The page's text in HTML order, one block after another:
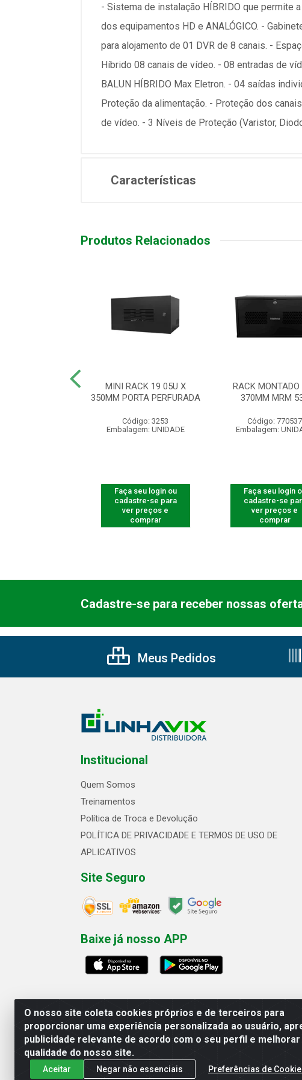
- Sistema de instalação HÍBRIDO que permite
dos equipamentos HD e ANALÓGICO. -
para alojamento de 01 DVR de 8 canais. -
Híbrido 08 canais de vídeo. - 08 entradas de
BALUN HÍBRIDO Max Eletron. - 04 saídas
Proteção da alimentação. - Proteção dos
de vídeo. - 3 Níveis de Proteção (Varistor,
Características
Produtos Relacionados
MINI RACK 19 05U X
350MM PORTA PERFURADA
Código: 3253
Embalagem: UNIDADE
Faça seu login ou
cadastre-se para
ver preços e
comprar
RACK MONTADO
370MM MRM
Código: 770537
Embalagem:
Faça seu login
cadastre-se
ver preços e
comprar
O nosso site coleta cookies próprios e de terceiros para
proporcionar uma experiência personalizada ao usuário,
publicidade relevante de acordo com o seu perfil e melhorar
qualidade do nosso site.
Aceitar Negar não essenciais Preferências de
Cadastre-se para receber nossas
Meus Pedidos
Institucional
Quem Somos
Treinamentos
Política de Troca e Devolução
POLÍTICA DE PRIVACIDADE E TERMOS DE USO DE
APLICATIVOS
Site Seguro
Baixe já nosso APP
Linhavix Distribuidora LTDA - Avenida